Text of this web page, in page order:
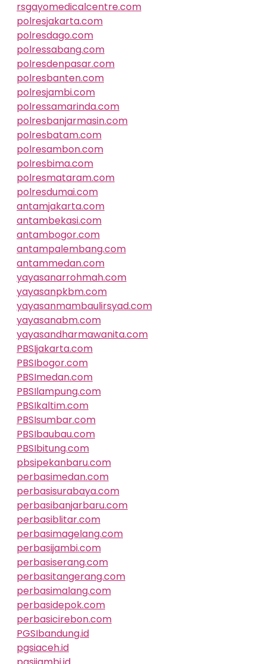
rsgayomedicalcentre.com
polresjakarta.com
polresdago.com
polressabang.com
polresdenpasar.com
polresbanten.com
polresjambi.com
polressamarinda.com
polresbanjarmasin.com
polresbatam.com
polresambon.com
polresbima.com
polresmataram.com
polresdumai.com
antamjakarta.com
antambekasi.com
antambogor.com
antampalembang.com
antammedan.com
yayasanarrohmah.com
yayasanpkbm.com
yayasanmambaulirsyad.com
yayasanabm.com
yayasandharmawanita.com
PBSIjakarta.com
PBSIbogor.com
PBSImedan.com
PBSIlampung.com
PBSIkaltim.com
PBSIsumbar.com
PBSIbaubau.com
PBSIbitung.com
pbsipekanbaru.com
perbasimedan.com
perbasisurabaya.com
perbasibanjarbaru.com
perbasiblitar.com
perbasimagelang.com
perbasijambi.com
perbasiserang.com
perbasitangerang.com
perbasimalang.com
perbasidepok.com
perbasicirebon.com
PGSIbandung.id
pgsiaceh.id